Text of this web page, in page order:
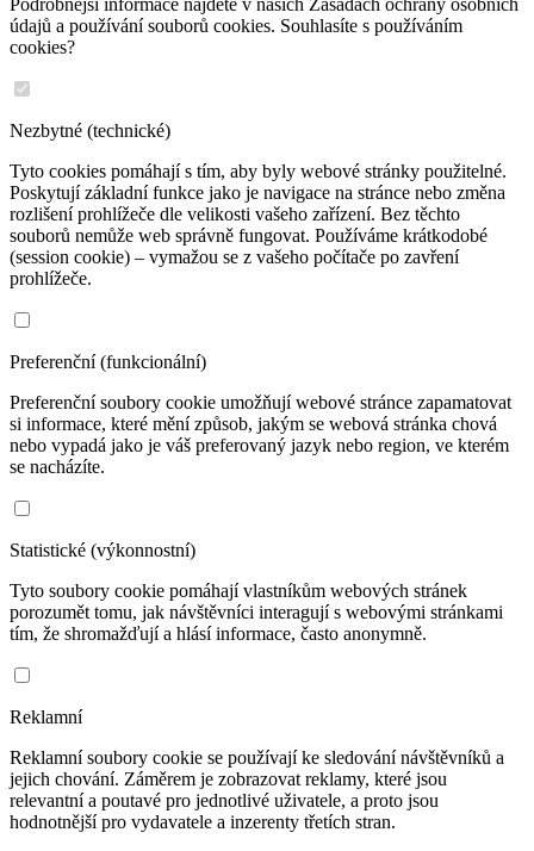
Podrobnější informace najdete v našich Zásadách ochrany osobních
údajů a používání souborů cookies. Souhlasíte s používáním
cookies?
Nezbytné (technické)
Tyto cookies pomáhají s tím, aby byly webové stránky použitelné.
Poskytují základní funkce jako je navigace na stránce nebo změna
rozlišení prohlížeče dle velikosti vašeho zařízení. Bez těchto
souborů nemůže web správně fungovat. Používáme krátkodobé
(session cookie) – vymažou se z vašeho počítače po zavření
prohlížeče.
Preferenční (funkcionální)
Preferenční soubory cookie umožňují webové stránce zapamatovat
si informace, které mění způsob, jakým se webová stránka chová
nebo vypadá jako je váš preferovaný jazyk nebo region, ve kterém
se nacházíte.
Statistické (výkonnostní)
Tyto soubory cookie pomáhají vlastníkům webových stránek
porozumět tomu, jak návštěvníci interagují s webovými stránkami
tím, že shromažďují a hlásí informace, často anonymně.
Reklamní
Reklamní soubory cookie se používají ke sledování návštěvníků a
jejich chování. Záměrem je zobrazovat reklamy, které jsou
relevantní a poutavé pro jednotlivé uživatele, a proto jsou
hodnotnější pro vydavatele a inzerenty třetích stran.